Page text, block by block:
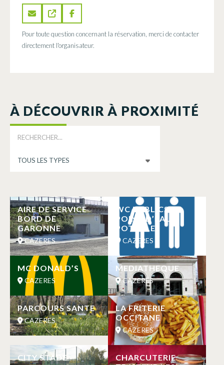
Pour toute question concernant la réservation, merci de contacter
directement l'organisateur.
À DÉCOUVRIR À PROXIMITÉ
AIRE DE SERVICE
BORD DE
GARONNE
CAZERES
WC PUBLICS ET
POINT D’EAU
POTABLE
CAZERES
MC DONALD’S
CAZERES
MEDIATHEQUE
CAZERES
PARCOURS SANTE
CAZERES
LA FRITERIE
OCCITANE
CAZERES
CITY STADE
CHARCUTERIE